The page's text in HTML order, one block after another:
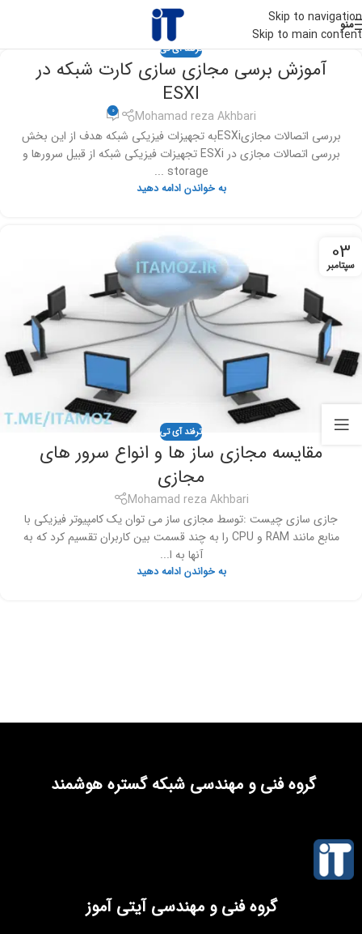
Skip to navigation
Skip to main content
منو
ترفند آی تی
آموزش برسی مجازی سازی کارت شبکه در
ESXI
Mohamad reza Akhbari
0
بررسی اتصالات مجازیESXiبه تجهیزات فیزیکی شبکه هدف از این بخش
بررسی اتصالات مجازی در ESXi تجهیزات فیزیکی شبکه از قبیل سرورها و
storage ...
به خواندن ادامه دهید
03
سپتامبر
ترفند آی تی
مقایسه مجازی ساز ها و انواع سرور های
مجازی
Mohamad reza Akhbari
جازی سازی چیست :توسط مجازی ساز می توان یک کامپیوتر فیزیکی با
منابع مانند RAM و CPU را به چند قسمت بین کاربران تقسیم کرد که به
آنها به ا...
به خواندن ادامه دهید
گروه فنی و مهندسی شبکه گستره هوشمند
گروه فنی و مهندسی آیتی آموز